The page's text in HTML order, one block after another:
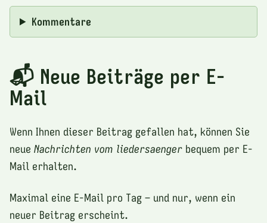
Kommentare
📬 Neue Beiträge per E-
Mail
Wenn Ihnen dieser Beitrag gefallen hat, können Sie
neue Nachrichten vom liedersaenger bequem per E-
Mail erhalten.
Maximal eine E-Mail pro Tag – und nur, wenn ein
neuer Beitrag erscheint.